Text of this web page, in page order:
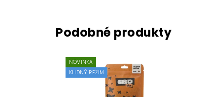
NOVINKA
KLIDNÝ REŽIM